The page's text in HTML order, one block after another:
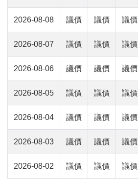
2026-08-08 議價 議價 議價
2026-08-07 議價 議價 議價
2026-08-06 議價 議價 議價
2026-08-05 議價 議價 議價
2026-08-04 議價 議價 議價
2026-08-03 議價 議價 議價
2026-08-02 議價 議價 議價